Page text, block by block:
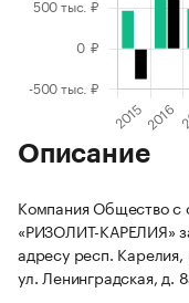
Описание
Компания Общество с
«РИЗОЛИТ-КАРЕЛИЯ»
адресу респ. Карелия,
ул. Ленинградская, д.